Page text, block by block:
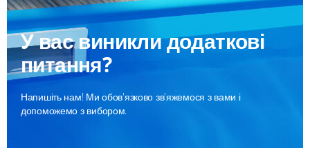
У вас виникли додаткові
питання?
Напишіть нам! Ми обов'язково зв'яжемося з вами і
допоможемо з вибором.